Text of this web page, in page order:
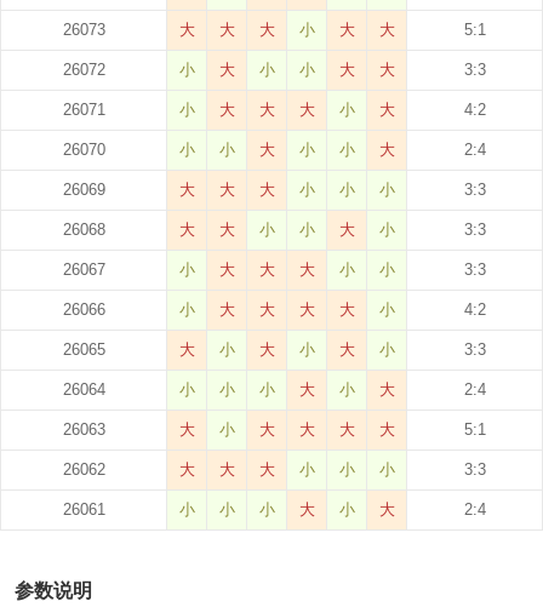
26073 大 大 大 小 大 大 5:1
26072 小 大 小 小 大 大 3:3
26071 小 大 大 大 小 大 4:2
26070 小 小 大 小 小 大 2:4
26069 大 大 大 小 小 小 3:3
26068 大 大 小 小 大 小 3:3
26067 小 大 大 大 小 小 3:3
26066 小 大 大 大 大 小 4:2
26065 大 小 大 小 大 小 3:3
26064 小 小 小 大 小 大 2:4
26063 大 小 大 大 大 大 5:1
26062 大 大 大 小 小 小 3:3
26061 小 小 小 大 小 大 2:4
参数说明